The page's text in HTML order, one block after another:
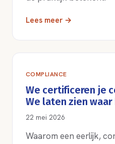
Lees meer →
COMPLIANCE
We certificeren je
We laten zien
22 mei 2026
Waarom een eerlijk,